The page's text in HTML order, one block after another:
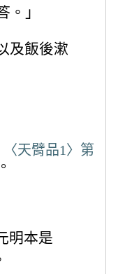
。」
及飯後漱
天臂品1〉第
。
明本是